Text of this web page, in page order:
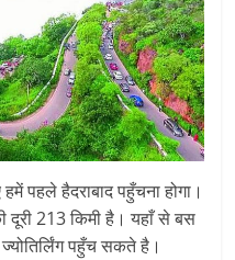
पहले हैदराबाद पहुँचना होगा।
दूरी 213 किमी है। यहाँ से बस
पहुँच सकते है।